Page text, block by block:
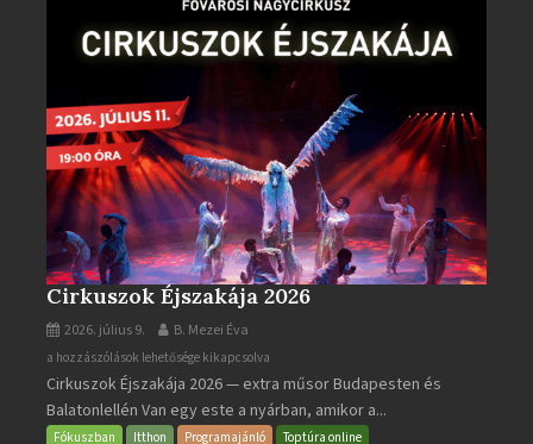
Cirkuszok Éjszakája 2026
2026. július 9. B. Mezei Éva
Cirkuszok
Éjszakája
2026
bejegyzéshez
a hozzászólások lehetősége kikapcsolva
Cirkuszok Éjszakája 2026 — extra műsor Budapesten és
Balatonlellén Van egy este a nyárban, amikor a...
Fókuszban Itthon Programajánló Toptúra online